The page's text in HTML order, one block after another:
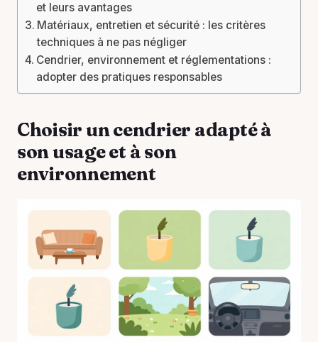
et leurs avantages
Matériaux, entretien et sécurité : les critères
techniques à ne pas négliger
Cendrier, environnement et réglementations :
adopter des pratiques responsables
Choisir un cendrier adapté à
son usage et à son
environnement